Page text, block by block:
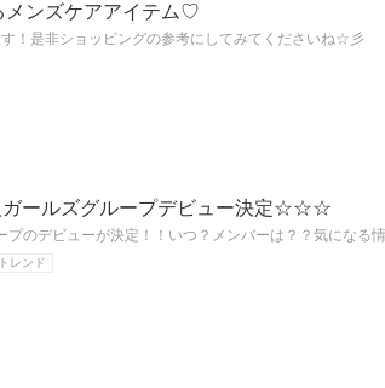
メンズケアアイテム♡
！是非ショッピングの参考にしてみてくださいね☆彡
ガールズグループデビュー決定☆☆☆
プのデビューが決定！！いつ？メンバーは？？気になる
レンド